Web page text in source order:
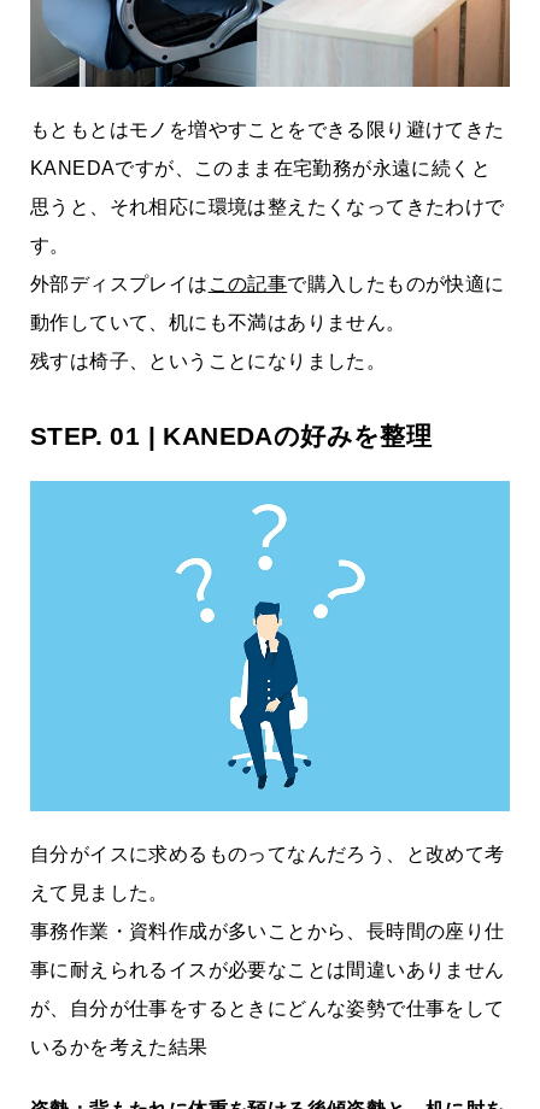
もともとはモノを増やすことをできる限り避けてきた
KANEDAですが、このまま在宅勤務が永遠に続くと
思うと、それ相応に環境は整えたくなってきたわけで
す。
外部ディスプレイは この記事で購入したものが快適に
動作していて、机にも不満はありません。
残すは椅子、ということになりました。
STEP. 01 | KANEDAの好みを整理
自分がイスに求めるものってなんだろう、と改めて考
えて見ました。
事務作業・資料作成が多いことから、長時間の座り仕
事に耐えられるイスが必要なことは間違いありません
が、自分が仕事をするときにどんな姿勢で仕事をして
いるかを考えた結果